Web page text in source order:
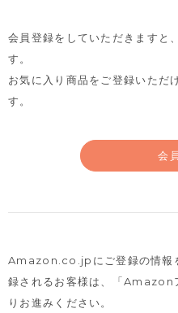
会員登録をしていただきますと
す。
お気に入り商品をご登録いただ
す。
会
Amazon.co.jpにご登録の情報
録されるお客様は、
「Amazon
りお進みください。